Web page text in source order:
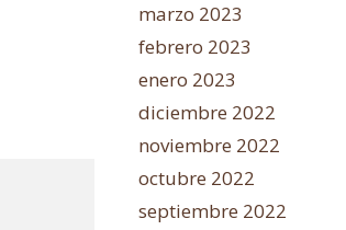
marzo 2023
febrero 2023
enero 2023
diciembre 2022
noviembre 2022
octubre 2022
septiembre 2022